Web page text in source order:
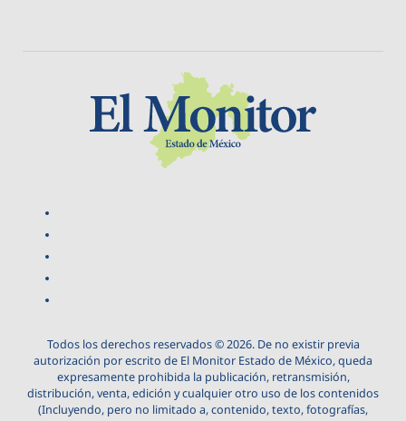
Todos los derechos reservados © 2026. De no existir previa
autorización por escrito de El Monitor Estado de México, queda
expresamente prohibida la publicación, retransmisión,
distribución, venta, edición y cualquier otro uso de los contenidos
(Incluyendo, pero no limitado a, contenido, texto, fotografías,